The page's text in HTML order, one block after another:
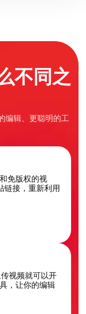
不同之
编辑、更聪明的工
免版权的视
链接，重新利用
视频就可以开
，让你的编辑